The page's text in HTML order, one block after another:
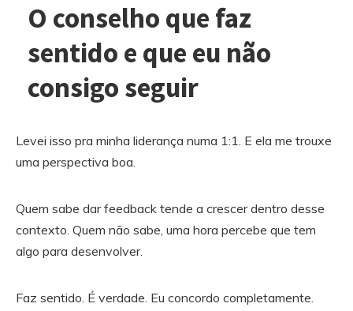
O conselho que faz
sentido e que eu não
consigo seguir
Levei isso pra minha liderança numa 1:1. E ela me trouxe
uma perspectiva boa.
Quem sabe dar feedback tende a crescer dentro desse
contexto. Quem não sabe, uma hora percebe que tem
algo para desenvolver.
Faz sentido. É verdade. Eu concordo completamente.